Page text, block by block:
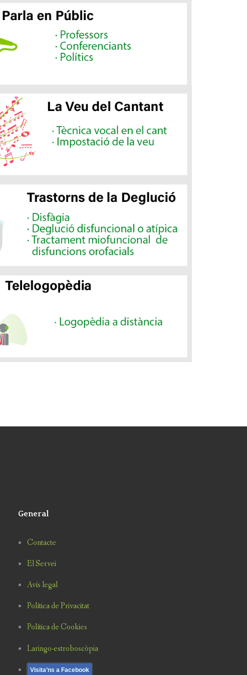
General
Contacte
El Servei
Avís legal
Política de Privacitat
Política de Cookies
Laringo-estroboscòpia
Visita’ns a Facebook